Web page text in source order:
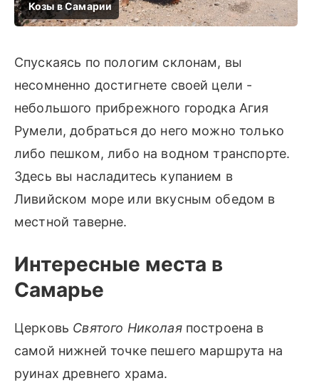
Спускаясь по пологим склонам, вы
несомненно достигнете своей цели -
небольшого прибрежного городка Агия
Румели, добраться до него можно только
либо пешком, либо на водном транспорте.
Здесь вы насладитесь купанием в
Ливийском море или вкусным обедом в
местной таверне.
Интересные места в
Самарье
Церковь Святого Николаяпостроена в
самой нижней точке пешего маршрута на
руинах древнего храма.